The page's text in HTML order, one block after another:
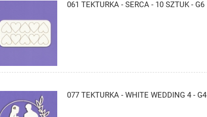
061 TEKTURKA - SERCA - 10 SZTUK - G6
077 TEKTURKA - WHITE WEDDING 4 - G4